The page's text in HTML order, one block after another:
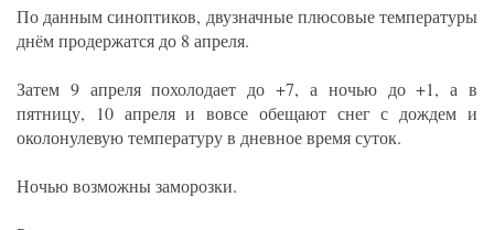
По данным синоптиков, двузначные плюсовые температуры
днём продержатся до 8 апреля.
Затем 9 апреля похолодает до +7, а ночью до +1, а в
пятницу, 10 апреля и вовсе обещают снег с дождем и
околонулевую температуру в дневное время суток.
Ночью возможны заморозки.